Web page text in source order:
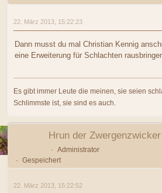
22. März 2013, 15:22:23
Dann musst du mal Christian Kennig
eine Erweiterung für Schlachten
Es gibt immer Leute die meinen, sie seien
Schlimmste ist, sie sind es auch.
Hrun der Zwergenzwicker
Administrator
Gespeichert
22. März 2013, 15:22:52